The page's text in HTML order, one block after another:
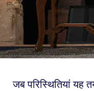
जब परिस्थितियां यह